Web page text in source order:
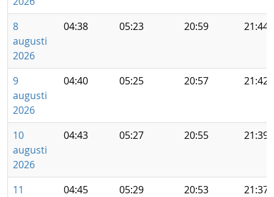
8
augusti
2026
04:38 05:23 20:59 21:44
9
augusti
2026
04:40 05:25 20:57 21:42
10
augusti
2026
04:43 05:27 20:55 21:39
11
04:45 05:29 20:53 21:37